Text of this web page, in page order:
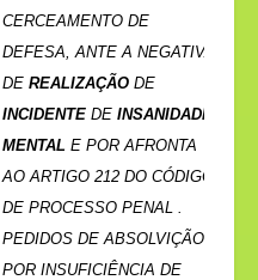
CERCEAMENTO DE
DEFESA, ANTE A NEGATIVA
DE REALIZAÇÃODE
INCIDENTEDE INSANIDADE
MENTAL E POR AFRONTA
AO ARTIGO 212 DO CÓDIGO
DE PROCESSO PENAL .
PEDIDOS DE ABSOLVIÇÃO
POR INSUFICIÊNCIA DE